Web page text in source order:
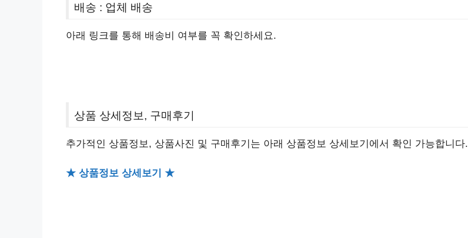
배송 : 업체 배송
아래 링크를 통해 배송비 여부를 꼭 확인하세요.
상품 상세정보, 구매후기
추가적인 상품정보, 상품사진 및 구매후기는 아래 상품정보 상세보기에서 확인 가능합니다.
★ 상품정보 상세보기 ★